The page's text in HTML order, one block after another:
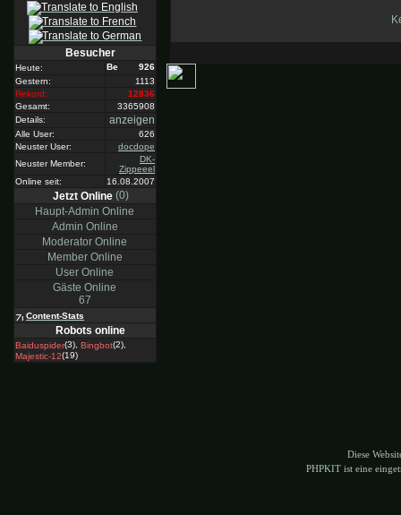
Besucher
Heute:
926
Gestern:
1113
Rekord:
12836
Gesamt:
3365908
Details:
anzeigen
Alle User:
626
Neuster User:
docdope
Neuster Member:
DK-
Zippeeel
Online seit:
16.08.2007
Jetzt Online (0)
Haupt-Admin Online
Admin Online
Moderator Online
Member Online
User Online
Gäste Online
67
Content-Stats
Robots online
Baiduspider(3), Bingbot(2),
Majestic-12(19)
Diese
PHPKIT ist eine